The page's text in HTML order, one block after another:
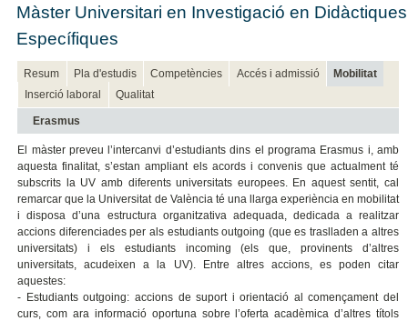
Màster Universitari en Investigació en Didàctiques
Específiques
Resum Pla d'estudis Competències Accés i admissió
Mobilitat
Inserció laboral
Qualitat
Erasmus
El màster preveu l’intercanvi d’estudiants dins el programa Erasmus i, amb
aquesta finalitat, s’estan ampliant els acords i convenis que actualment té
subscrits la UV amb diferents universitats europees. En aquest sentit, cal
remarcar que la Universitat de València té una llarga experiència en mobilitat
i disposa d’una estructura organitzativa adequada, dedicada a realitzar
accions diferenciades per als estudiants outgoing (que es traslladen a altres
universitats) i els estudiants incoming (els que, provinents d’altres
universitats, acudeixen a la UV). Entre altres accions, es poden citar
aquestes:
- Estudiants outgoing: accions de suport i orientació al començament del
curs, com ara informació oportuna sobre l’oferta acadèmica d’altres títols